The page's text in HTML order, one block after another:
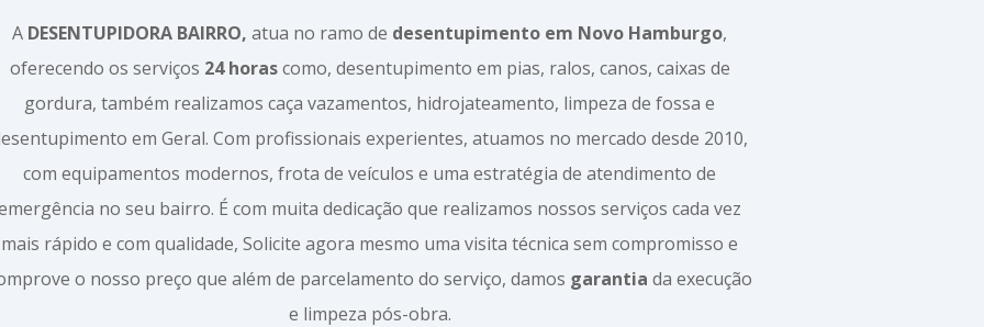
A DESENTUPIDORA BAIRRO, atua no ramo de desentupimento em Novo Hamburgo,
oferecendo os serviços 24 horascomo, desentupimento em pias, ralos, canos, caixas de
gordura, também realizamos caça vazamentos, hidrojateamento, limpeza de fossa e
em Geral. Com profissionais experientes, atuamos no mercado desde 2010,
com equipamentos modernos, frota de veículos e uma estratégia de atendimento de
no seu bairro. É com muita dedicação que realizamos nossos serviços cada vez
mais rápido e com qualidade, Solicite agora mesmo uma visita técnica sem compromisso e
o nosso preço que além de parcelamento do serviço, damos garantia da execução
e limpeza pós-obra.